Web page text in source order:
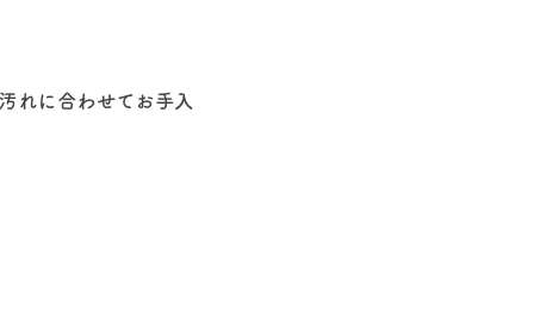
汚れに合わせてお手入